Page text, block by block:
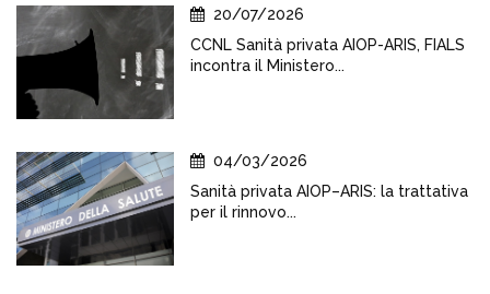
20/07/2026
CCNL Sanità privata AIOP-ARIS, FIALS
incontra il Ministero...
04/03/2026
Sanità privata AIOP–ARIS: la trattativa
per il rinnovo...